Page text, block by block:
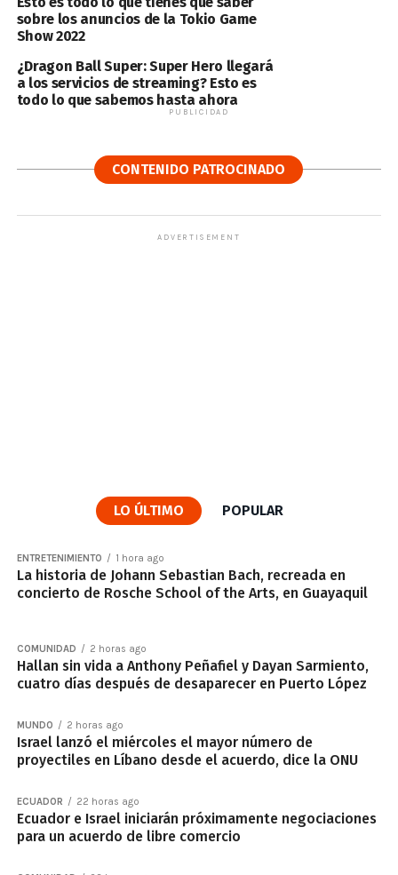
sobre los anuncios de la Tokio Game
Show 2022
¿Dragon Ball Super: Super Hero llegará
a los servicios de streaming? Esto es
todo lo que sabemos hasta ahora
PUBLICIDAD
CONTENIDO PATROCINADO
ADVERTISEMENT
LO ÚLTIMO POPULAR
ENTRETENIMIENTO 1 hora ago
La historia de Johann Sebastian Bach, recreada en
concierto de Rosche School of the Arts, en Guayaquil
COMUNIDAD 2 horas ago
Hallan sin vida a Anthony Peñafiel y Dayan Sarmiento,
cuatro días después de desaparecer en Puerto López
MUNDO 2 horas ago
Israel lanzó el miércoles el mayor número de
proyectiles en Líbano desde el acuerdo, dice la ONU
ECUADOR 22 horas ago
Ecuador e Israel iniciarán próximamente negociaciones
para un acuerdo de libre comercio